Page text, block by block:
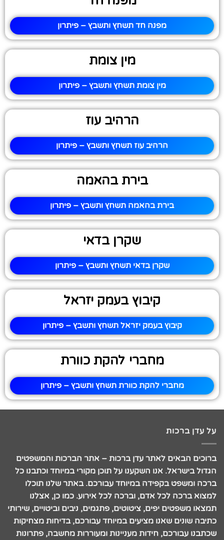
מפנה חד תשחץ ותשבץ – פיתרון
מין צומת
מין צומת תשחץ ותשבץ – פיתרון
הרהיב עוז
הרהיב עוז תשחץ ותשבץ – פיתרון
בירת בהאמה
בירת בהאמה תשחץ ותשבץ – פיתרון
שקרן בדאי
שקרן בדאי תשחץ ותשבץ – פיתרון
קיבוץ בעמק יזראל
קיבוץ בעמק יזראל תשחץ ותשבץ – פיתרון
מחברי להקת כוורת
מחברי להקת כוורת תשחץ ותשבץ – פיתרון
על עדן ברכות
ברוכים הבאים לאתר עדן ברכות – אתר הברכות והמשפטים
הגדול בישראל. אנו השקענו על תוכן מקורי במיוחד וכתבנו כל
ברכה ומשפט בקפידה במיוחד עבורכם. באתר שלנו תוכלו
למצוא ברכה לכל אדם, וברכה לכל אירוע. כמו כן, אצלנו
תמצאו משפטים יפים, ציטוטים, פתגמים, ניבים וביטויים, שירותי
כתיבה שונים שאנו מציעים במיוחד עבורכם, בדיחות מצחיקות
שכתבנו עבורכם, חידות מעניינות ומעוררות מחשבה, פתרונות